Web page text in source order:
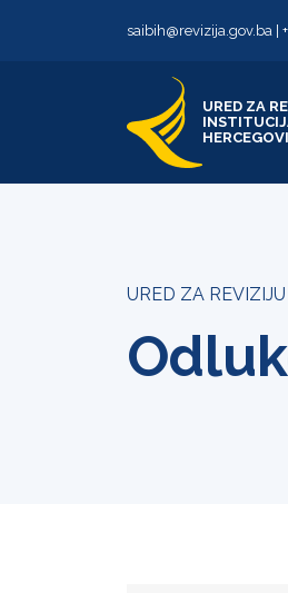
saibih@revizija.gov.ba
URED ZA
URED ZA